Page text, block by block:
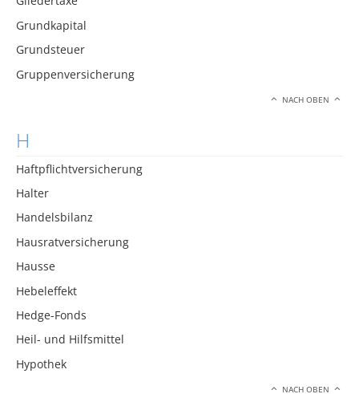
Grundkapital
Grundsteuer
Gruppenversicherung
NACH OBEN
H
Haftpflichtversicherung
Halter
Handelsbilanz
Hausratversicherung
Hausse
Hebeleffekt
Hedge-Fonds
Heil- und Hilfsmittel
Hypothek
NACH OBEN